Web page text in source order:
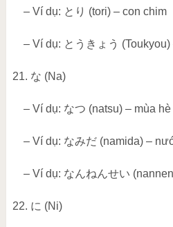
– Ví dụ: とり (tori) – con chim
– Ví dụ: とうきょう (Toukyou)
21. な (Na)
– Ví dụ: なつ (natsu) – mùa hè
– Ví dụ: なみだ(namida) –
– Ví dụ: なんねんせい
22. に (Ni)